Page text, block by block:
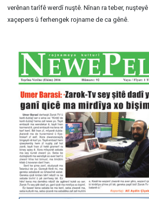
verênan tarîfê werdî nuştê. Nînan ra teber,
xaçepers û ferhengek rojname de ca gênê.